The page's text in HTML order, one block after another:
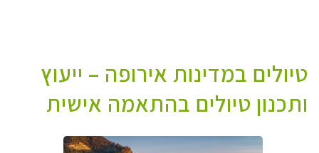
טיולים במדינות אירופה – ייעוץ
ותכנון טיולים בהתאמה אישית